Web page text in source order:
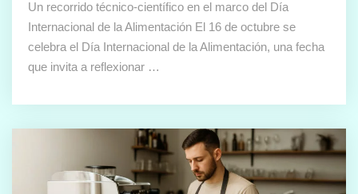
Un recorrido técnico-científico en el marco del Día
Internacional de la Alimentación El 16 de octubre se
celebra el Día Internacional de la Alimentación, una fecha
que invita a reflexionar …